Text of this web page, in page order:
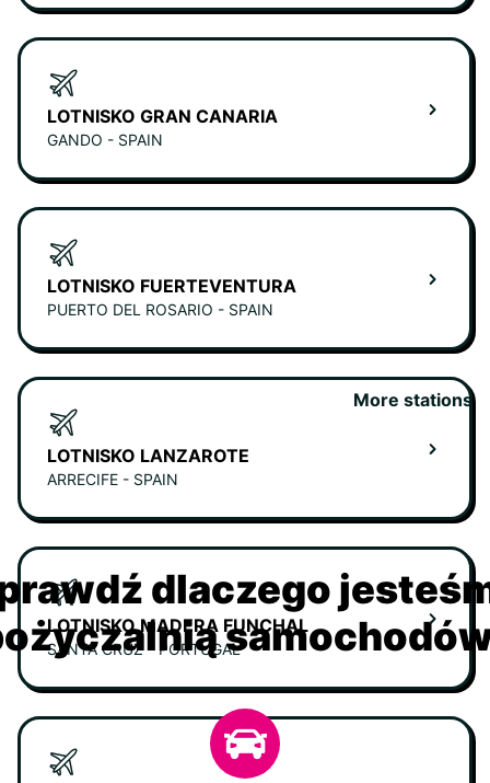
LOTNISKO GRAN CANARIA
GANDO - SPAIN
LOTNISKO FUERTEVENTURA
PUERTO DEL ROSARIO - SPAIN
LOTNISKO LANZAROTE
ARRECIFE - SPAIN
LOTNISKO MADERA FUNCHAL
SANTA CRUZ - PORTUGAL
More stations
dlaczego